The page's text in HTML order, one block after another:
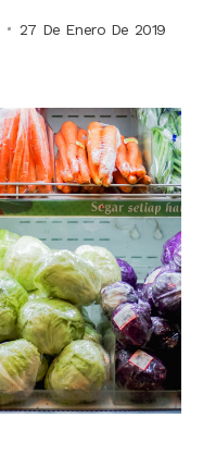
27 De Enero De 2019